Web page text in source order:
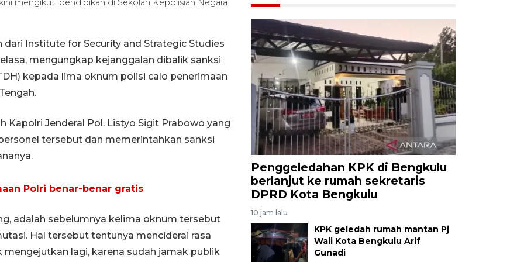
mengikuti pendidikan di Sekolah Kepolisian Negara
Institute for Security and Strategic Studies
mengungkap kejanggalan dibalik sanksi
kepada lima oknum polisi calo penerimaan
Kapolri Jenderal Pol. Listyo Sigit Prabowo yang
tersebut dan memerintahkan sanksi
Polri benar-benar gratis
adalah sebelumnya kelima oknum tersebut
Hal tersebut tentunya menciderai rasa
lagi, karena sudah jamak publik
Penggeledahan KPK di Bengkulu
berlanjut ke rumah sekretaris
DPRD Kota Bengkulu
10 jam lalu
KPK geledah rumah mantan Pj
Wali Kota Bengkulu Arif
Gunadi